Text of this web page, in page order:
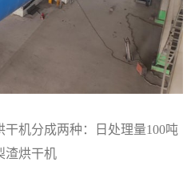
机分成两种：日处理量100吨
渣烘干机